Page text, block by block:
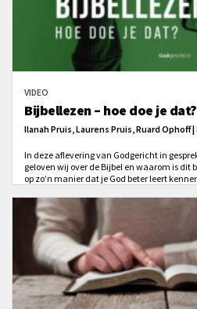
VIDEO
Bijbellezen – hoe doe je dat?
Ilanah Pruis, Laurens Pruis, Ruard Ophoff |
In deze aflevering van Godgericht in
geloven wij over de Bijbel en waarom is dit
op zo’n manier dat je God beter leert